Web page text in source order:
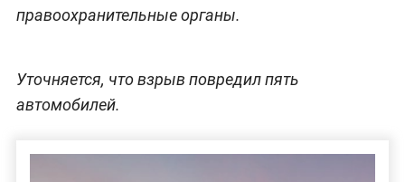
правоохранительные органы.
Уточняется, что взрыв повредил пять
автомобилей.